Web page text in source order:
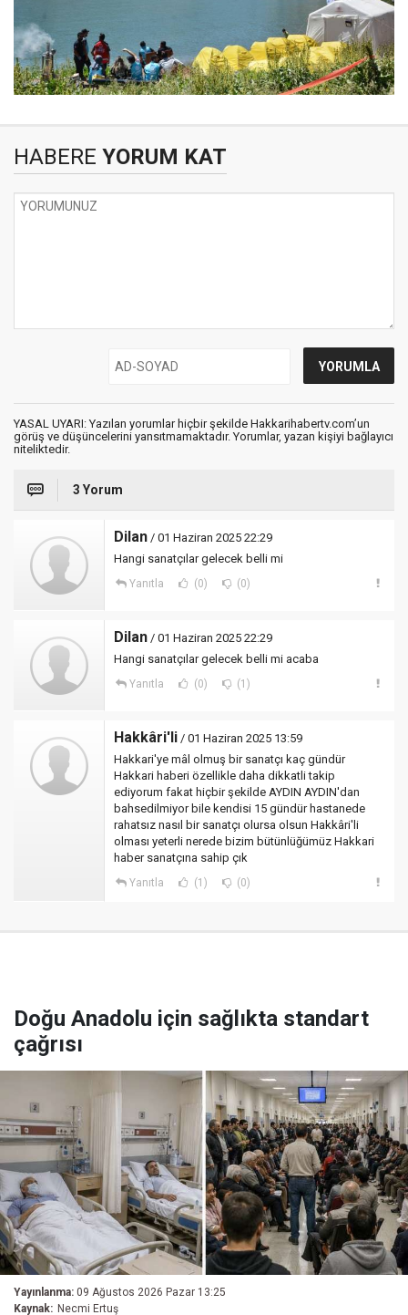
HABERE YORUM KAT
YASAL UYARI: Yazılan yorumlar hiçbir şekilde Hakkarihabertv.com’un
görüş ve düşüncelerini yansıtmamaktadır. Yorumlar, yazan kişiyi bağlayıcı
niteliktedir.
3 Yorum
Dilan / 01 Haziran 2025 22:29
Hangi sanatçılar gelecek belli mi
Yanıtla (0) (0)
Dilan / 01 Haziran 2025 22:29
Hangi sanatçılar gelecek belli mi acaba
Yanıtla (0) (1)
Hakkâri'li / 01 Haziran 2025 13:59
Hakkari'ye mâl olmuş bir sanatçı kaç gündür
Hakkari haberi özellikle daha dikkatli takip
ediyorum fakat hiçbir şekilde AYDIN AYDIN'dan
bahsedilmiyor bile kendisi 15 gündür hastanede
rahatsız nasıl bir sanatçı olursa olsun Hakkâri'li
olması yeterli nerede bizim bütünlüğümüz Hakkari
haber sanatçına sahip çık
Yanıtla (1) (0)
Doğu Anadolu için sağlıkta standart
çağrısı
Yayınlanma: 09 Ağustos 2026 Pazar 13:25
Kaynak: Necmi Ertuş